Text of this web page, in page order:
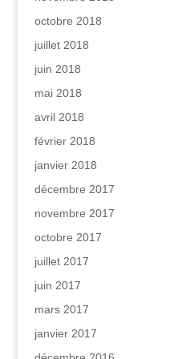
octobre 2018
juillet 2018
juin 2018
mai 2018
avril 2018
février 2018
janvier 2018
décembre 2017
novembre 2017
octobre 2017
juillet 2017
juin 2017
mars 2017
janvier 2017